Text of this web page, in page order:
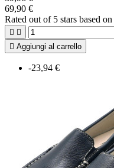
69,90 €
Rated out of 5 stars based on
 
 Aggiungi al carrello
-23,94 €